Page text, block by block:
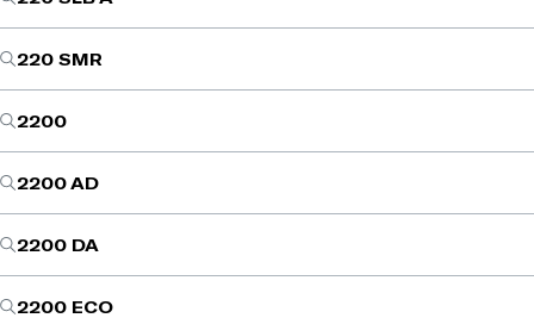
220 SMR
2200
2200 AD
2200 DA
2200 ECO